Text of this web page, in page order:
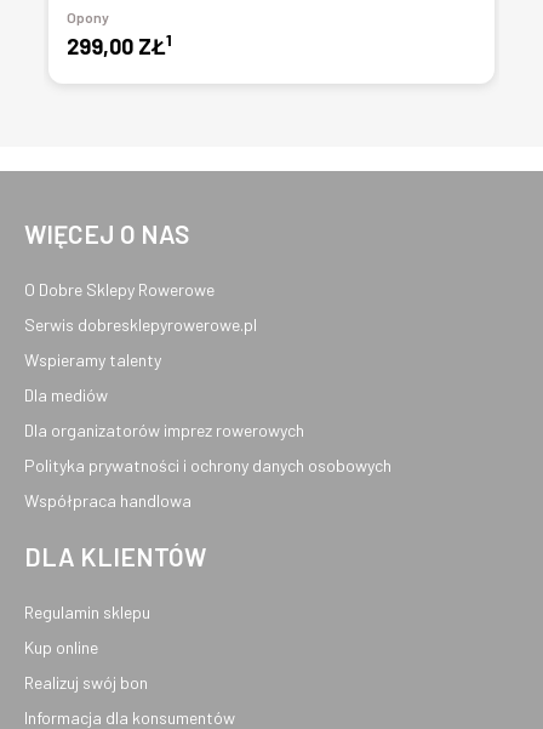
Opony
299,00 ZŁ1
WIĘCEJ O NAS
O Dobre Sklepy Rowerowe
Serwis dobresklepyrowerowe.pl
Wspieramy talenty
Dla mediów
Dla organizatorów imprez rowerowych
Polityka prywatności i ochrony danych osobowych
Współpraca handlowa
DLA KLIENTÓW
Regulamin sklepu
Kup online
Realizuj swój bon
Informacja dla konsumentów